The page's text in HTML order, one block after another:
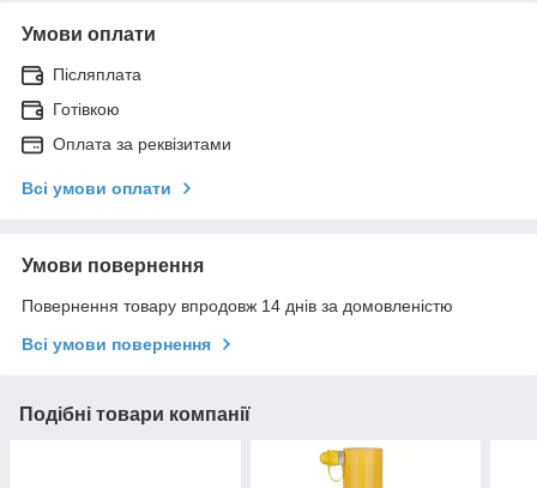
Умови оплати
Післяплата
Готівкою
Оплата за реквізитами
Всі умови оплати
Умови повернення
Повернення товару впродовж 14 днів за домовленістю
Всі умови повернення
Подібні товари компанії